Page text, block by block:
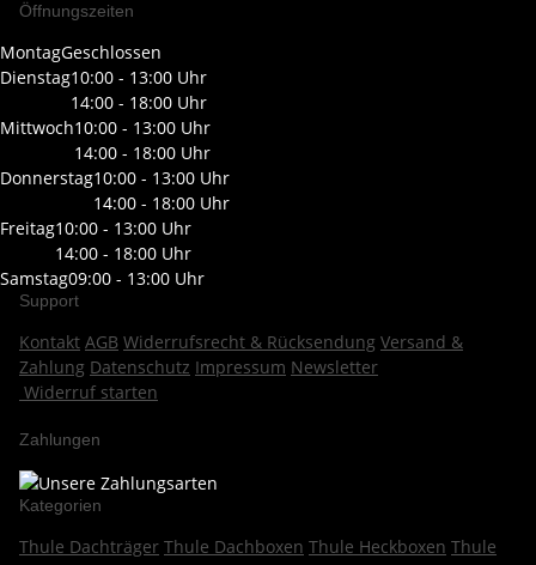
Öffnungszeiten
MontagGeschlossen
Dienstag10:00 - 13:00 Uhr
14:00 - 18:00 Uhr
Mittwoch10:00 - 13:00 Uhr
14:00 - 18:00 Uhr
Donnerstag10:00 - 13:00 Uhr
14:00 - 18:00 Uhr
Freitag10:00 - 13:00 Uhr
14:00 - 18:00 Uhr
Samstag09:00 - 13:00 Uhr
Support
Kontakt AGB Widerrufsrecht & Rücksendung Versand &
Zahlung Datenschutz Impressum Newsletter
Widerruf starten
Zahlungen
Kategorien
Thule Dachträger Thule Dachboxen Thule Heckboxen Thule